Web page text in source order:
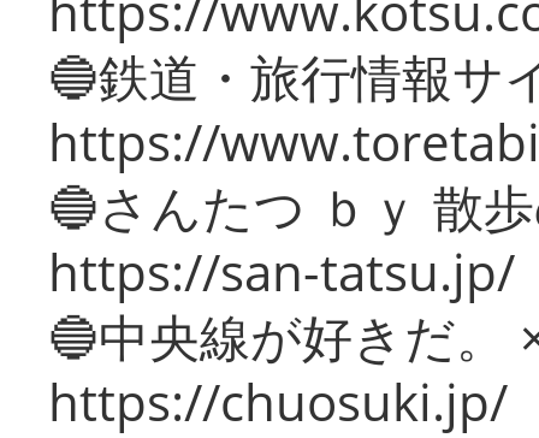
🔵鉄道・旅行情報サ
https://
🔵さんたつ ｂｙ 散
https://san-tatsu.jp/
🔵中央線が好きだ。
https://chuosuki.jp/